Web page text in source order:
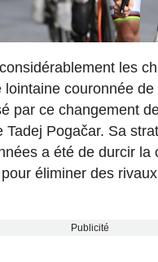
les
lointaine couronnée
par ce changement
Tadej Pogačar. Sa
a été de durcir la
éliminer des
Publicité